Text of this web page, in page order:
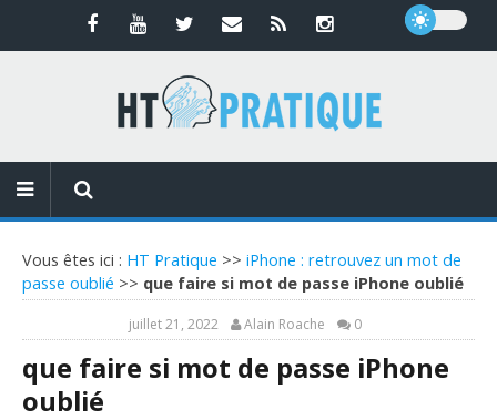
Vous êtes ici : HT Pratique >> iPhone : retrouvez un mot de
passe oublié >> que faire si mot de passe iPhone oublié
juillet 21, 2022 Alain Roache 0
que faire si mot de passe iPhone
oublié